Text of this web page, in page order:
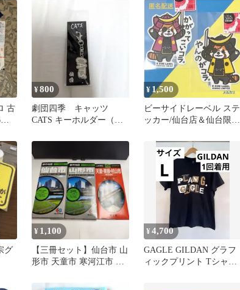
古
¥800
劇団四季 キャッツ
CATS キーホルダー（仙
¥ 1,500
ビーサイドレーベル ステ
ッカー/仙台店＆仙台限
グ
¥ 1,100
【三冊セット】仙台市 山
形市 天童市 寒河江市 河
¥4,700
GAGLE GILDAN グラフ
ィックプリント Tシャツ